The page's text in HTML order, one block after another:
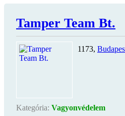
Tamper Team Bt.
1173,
Kategória: Vagyonvédelem